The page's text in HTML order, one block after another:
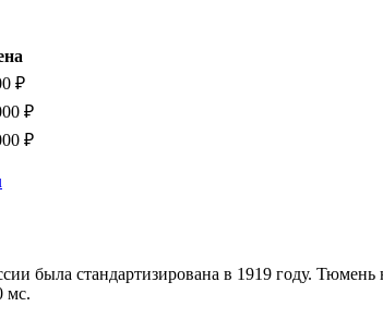
₽
₽
₽
была стандартизирована в 1919 году.
мс.